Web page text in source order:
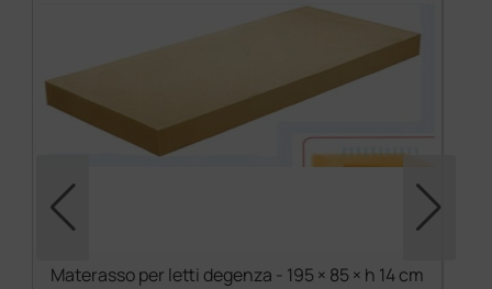
Materasso per letti degenza - 195 × 85 × h 14 cm